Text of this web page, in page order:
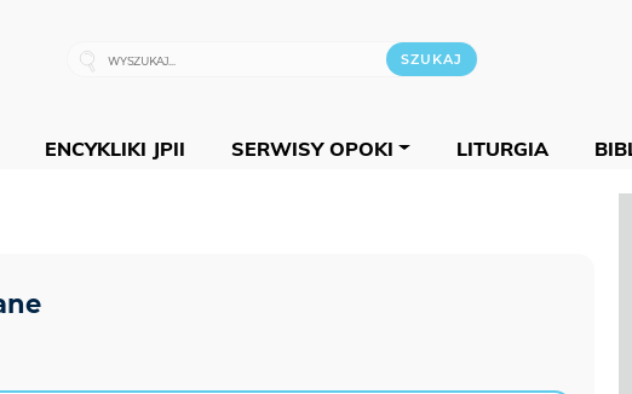
ENCYKLIKI JPII SERWISY OPOKI LITURGIA